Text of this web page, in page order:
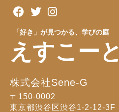
「好き」が見つかる、学びの庭
えすこーと
株式会社Sene-G
〒150-0002
東京都渋谷区渋谷1-2-12-3F